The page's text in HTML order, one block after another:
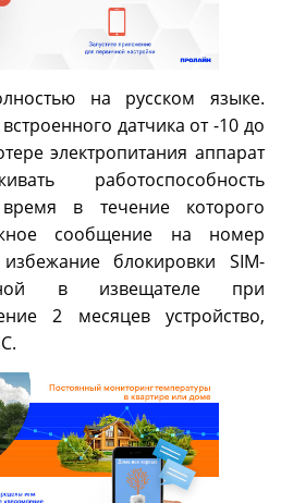
на русском языке.
датчика от -10 до
электропитания аппарат
работоспособность
время в течение которого
сообщение на номер
блокировки SIM-
в извещателе при
2 месяцев устройство,